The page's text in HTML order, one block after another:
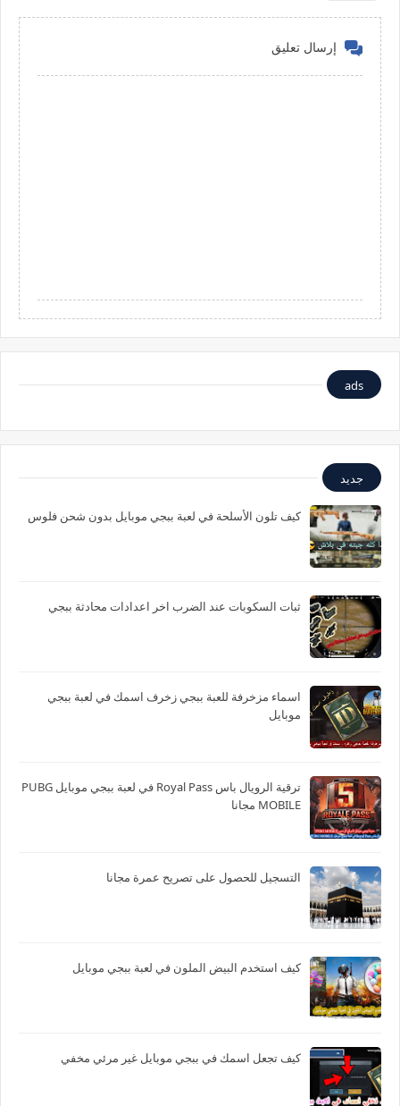
إرسال تعليق
ads
جديد
كيف تلون الأسلحة في لعبة ببجي موبايل بدون شحن فلوس
ثبات السكوبات عند الضرب اخر اعدادات محادثة ببجي
اسماء مزخرفة للعبة ببجي زخرف اسمك في لعبة ببجي
موبايل
ترقية الرويال باس Royal Pass في لعبة ببجي موبايل PUBG
MOBILE مجانا
التسجيل للحصول على تصريح عمرة مجانا
كيف استخدم البيض الملون في لعبة ببجي موبايل
كيف تجعل اسمك في ببجي موبايل غير مرئي مخفي